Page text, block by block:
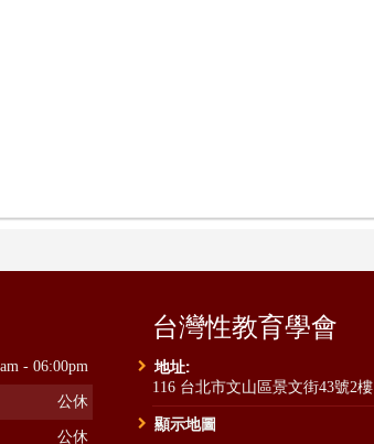
- 06:00pm
公休
公休
台灣性教育學會
地址:
116 台北市文山區景文街43號2樓
顯示地圖